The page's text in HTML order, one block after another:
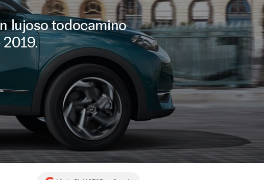
lujoso todocamino